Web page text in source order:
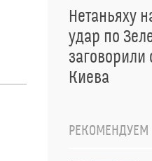
Нетаньяху
удар по
заговорили
Киева
РЕКОМЕНДУЕМ